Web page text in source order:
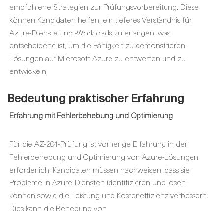
empfohlene Strategien zur Prüfungsvorbereitung. Diese
können Kandidaten helfen, ein tieferes Verständnis für
Azure-Dienste und -Workloads zu erlangen, was
entscheidend ist, um die Fähigkeit zu demonstrieren,
Lösungen auf Microsoft Azure zu entwerfen und zu
entwickeln.
Bedeutung praktischer Erfahrung
Erfahrung mit Fehlerbehebung und Optimierung
Für die AZ-204-Prüfung ist vorherige Erfahrung in der
Fehlerbehebung und Optimierung von Azure-Lösungen
erforderlich. Kandidaten müssen nachweisen, dass sie
Probleme in Azure-Diensten identifizieren und lösen
können sowie die Leistung und Kosteneffizienz verbessern.
Dies kann die Behebung von